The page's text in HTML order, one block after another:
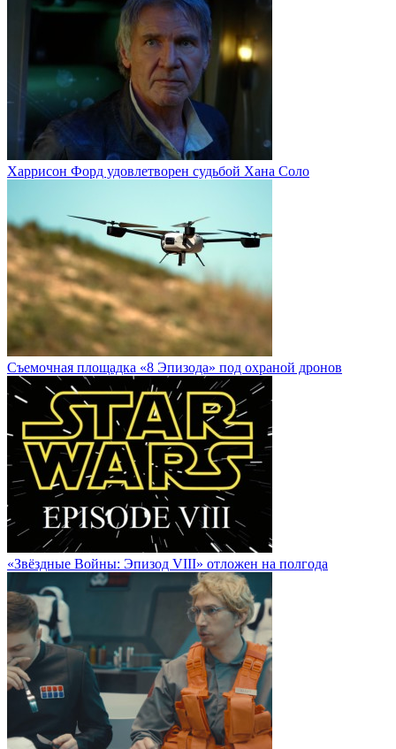
Харрисон Форд удовлетворен судьбой Хана Соло
Cъемочная площадка «8 Эпизода» под охраной дронов
«Звёздные Войны: Эпизод VIII» отложен на полгода